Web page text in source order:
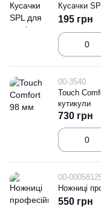
Кусачки
195 грн
00-3540
Touch
кутикули
730 грн
00-
Ножниці
550 грн